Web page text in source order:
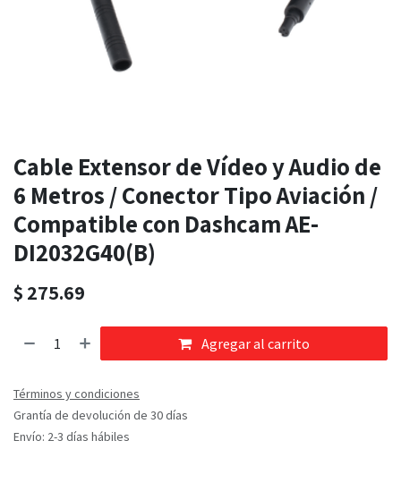
Cable Extensor de Vídeo y Audio de
6 Metros / Conector Tipo Aviación /
Compatible con Dashcam AE-
DI2032G40(B)
$ 275.69
Agregar al carrito
Términos y condiciones
Grantía de devolución de 30 días
Envío: 2-3 días hábiles